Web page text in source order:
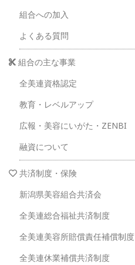
組合への加入
よくある質問
組合の主な事業
全美連資格認定
教育・レベルアップ
広報・美容にいがた・ZENBI
融資について
共済制度・保険
新潟県美容組合共済会
全美連総合福祉共済制度
全美連美容所賠償責任補償制度
全美連休業補償共済制度